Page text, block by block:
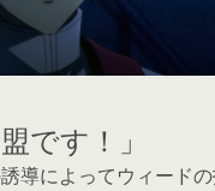
です！」
導によってウィード